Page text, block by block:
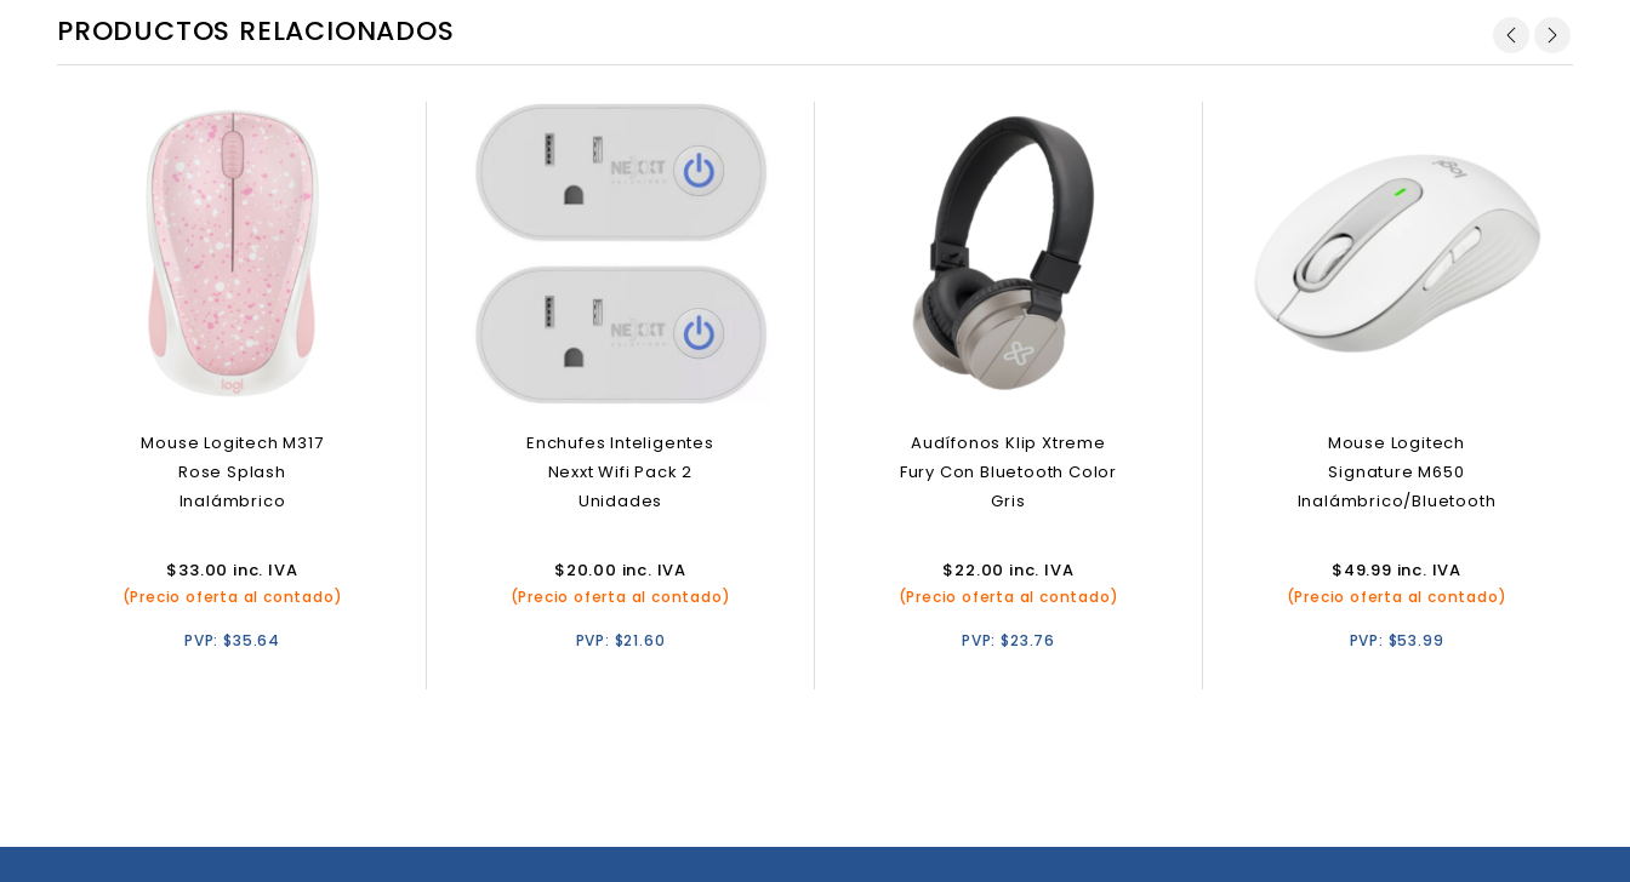
PRODUCTOS RELACIONADOS
Mouse Logitech M317
Rose Splash
Inalámbrico
$33.00 inc. IVA
(Precio oferta al contado)
PVP:$35.64
Enchufes Inteligentes
Nexxt Wifi Pack 2
Unidades
$20.00 inc. IVA
(Precio oferta al contado)
PVP: $21.60
Audífonos Klip Xtreme
Fury Con Bluetooth Color
Gris
$22.00 inc. IVA
(Precio oferta al contado)
PVP:$23.76
Mouse Logitech
Signature M650
Inalámbrico/Bluetooth
$49.99 inc. IVA
(Precio oferta al contado)
PVP: $53.99